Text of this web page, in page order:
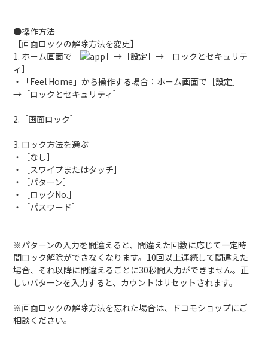
●操作方法
【画面ロックの解除方法を変更】
1. ホーム画面で［
］→［設定］→［ロックとセキュリテ
ィ］
・「Feel Home」から操作する場合：ホーム画面で［設定］
→［ロックとセキュリティ］
2.［画面ロック］
3. ロック方法を選ぶ
・［なし］
・［スワイプまたはタッチ］
・［パターン］
・［ロックNo.］
・［パスワード］
※パターンの入力を間違えると、間違えた回数に応じて一定時
間ロック解除ができなくなります。10回以上連続して間違えた
場合、それ以降に間違えるごとに30秒間入力ができません。正
しいパターンを入力すると、カウントはリセットされます。
※画面ロックの解除方法を忘れた場合は、ドコモショップにご
相談ください。